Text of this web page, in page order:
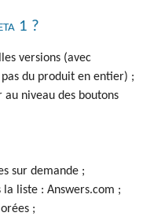
1 ?
versions (avec
du produit en entier) ;
niveau des boutons
sur demande ;
liste : Answers.com ;
;